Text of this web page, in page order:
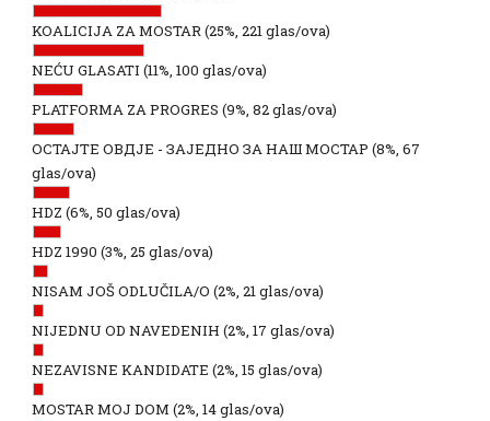
KOALICIJA ZA MOSTAR(25%, 221 glas/ova)
NEĆU GLASATI (11%, 100 glas/ova)
PLATFORMA ZA PROGRES (9%, 82 glas/ova)
ОСТАЈТЕ ОВДЈЕ - ЗАЈЕДНО ЗА НАШ МОСТАР (8%, 67
glas/ova)
HDZ (6%, 50 glas/ova)
HDZ 1990 (3%, 25 glas/ova)
NISAM JOŠ ODLUČILA/O (2%, 21 glas/ova)
NIJEDNU OD NAVEDENIH (2%, 17 glas/ova)
NEZAVISNE KANDIDATE (2%, 15 glas/ova)
MOSTAR MOJ DOM (2%, 14 glas/ova)